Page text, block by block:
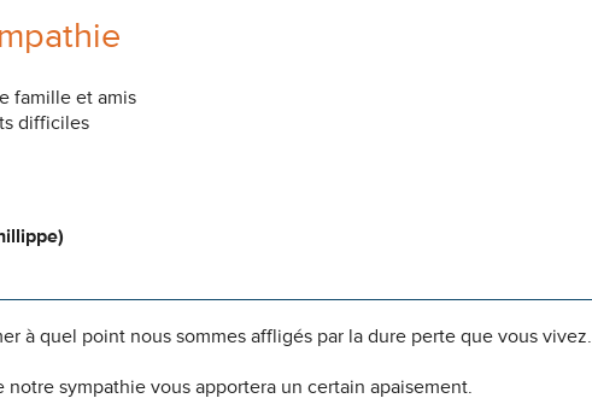
famille et amis
difficiles
à quel point nous sommes affligés par la dure perte que vous vivez.
sympathie vous apportera un certain apaisement.